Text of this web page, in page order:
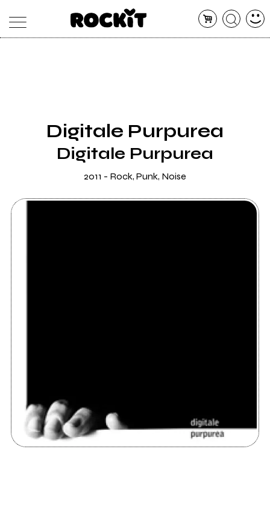
SHOP
RADIO
Digitale Purpurea
Digitale Purpurea
2011 - Rock, Punk, Noise